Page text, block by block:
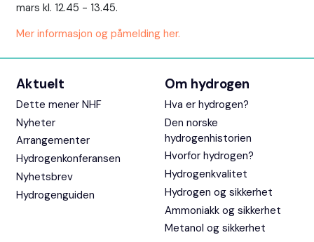
mars kl. 12.45 - 13.45.
Mer informasjon og påmelding her.
Aktuelt
Dette mener NHF
Nyheter
Arrangementer
Hydrogenkonferansen
Nyhetsbrev
Hydrogenguiden
Om hydrogen
Hva er hydrogen?
Den norske
hydrogenhistorien
Hvorfor hydrogen?
Hydrogenkvalitet
Hydrogen og sikkerhet
Ammoniakk og sikkerhet
Metanol og sikkerhet